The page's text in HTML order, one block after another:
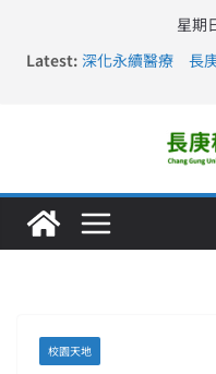
星期
Latest: 深化永續醫療 長
長庚科大訪凱瑟醫
仁德醫專與長庚
長庚科大連四年穩
校園天地